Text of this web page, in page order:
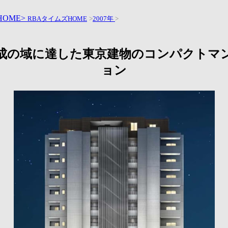
RBAタイムズHOME >2007年 >
の域に達した東京建物のコンパクトマ
ョン